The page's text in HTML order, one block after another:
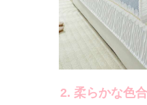
2. 柔らかな色